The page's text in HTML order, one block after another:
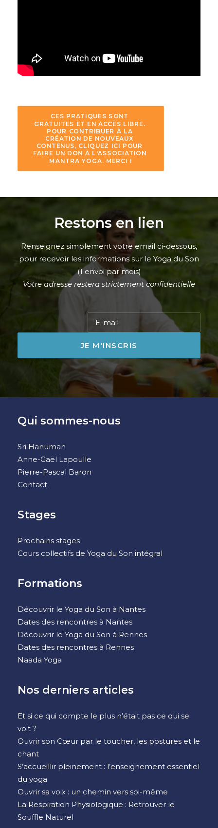
CES PRATIQUES SONT
GRATUITES ET EN ACCÈS LIBRE.
POUR CONTRIBUER À LA
CRÉATION DE NOUVEAUX
CONTENUS, CLIQUEZ ICI POUR
FAIRE UN DON À L'ASSOCIATION
MANTRA YOGA. MERCI !
Restons en lien
Renseignez simplement votre email ci-dessous,
pour recevoir les informations sur le Yoga du Son
(1 envoi par mois)
Votre adresse restera strictement confidentielle
Qui sommes-nous
Sri Hanuman
Anne-Gaël Lapoulle
Pierre-Pascal Baron
Contact
Stages
Prochains stages
Cours collectifs de Yoga du Son intégral
Formations
Découvrir le Yoga du Son à Nantes
Dates des rencontres à Nantes
Découvrir le Yoga du Son à Rennes
Dates des rencontres à Rennes
Naada Yoga
Nos derniers articles
Et si ce qui compte le plus n’était pas ce qui se
voit ?
Ouvrir son Cœur par le toucher, les postures et le
chant
S’accueillir pleinement : l’enseignement essentiel
du yoga
Ouvrir sa voix : un chemin vers soi-même
La Respiration Physiologique : Retrouver le
Souffle Naturel